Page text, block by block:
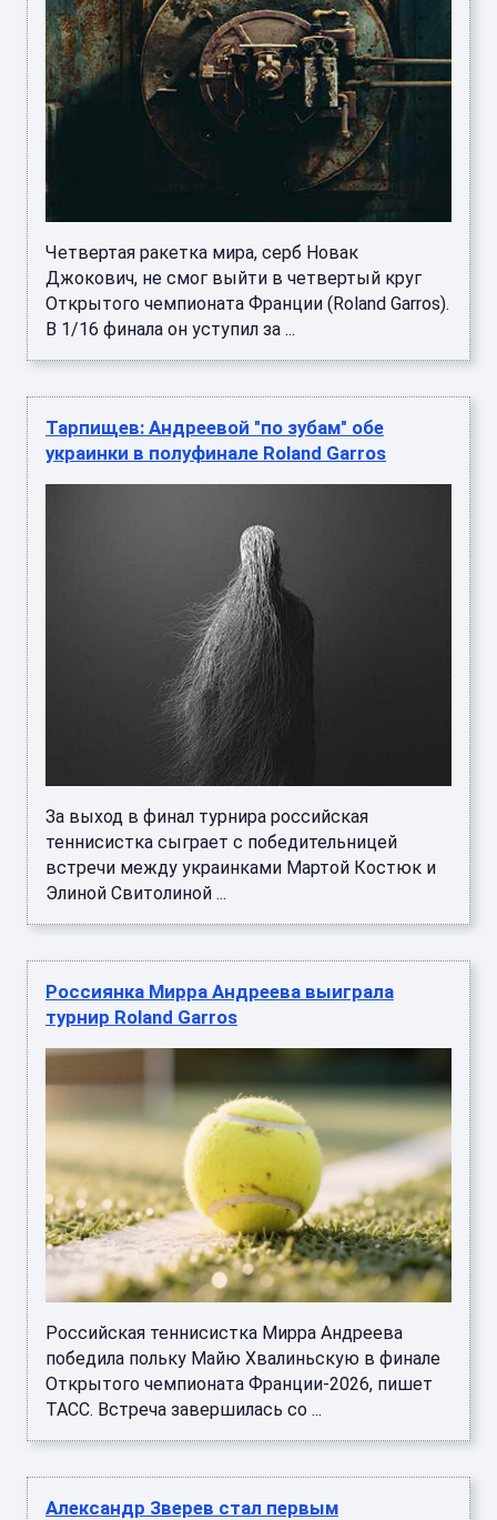
Четвертая ракетка мира, серб Новак
Джокович, не смог выйти в четвертый круг
Открытого чемпионата Франции (Roland Garros).
В 1/16 финала он уступил за ...
Тарпищев: Андреевой "по зубам" обе
украинки в полуфинале Roland Garros
За выход в финал турнира российская
теннисистка сыграет с победительницей
встречи между украинками Мартой Костюк и
Элиной Свитолиной ...
Россиянка Мирра Андреева выиграла
турнир Roland Garros
Российская теннисистка Мирра Андреева
победила польку Майю Хвалиньскую в финале
Открытого чемпионата Франции-2026, пишет
ТАСС. Встреча завершилась со ...
Александр Зверев стал первым